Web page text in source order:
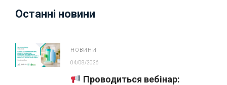
Останні новини
НОВИНИ
04/08/2026
Проводиться вебінар: